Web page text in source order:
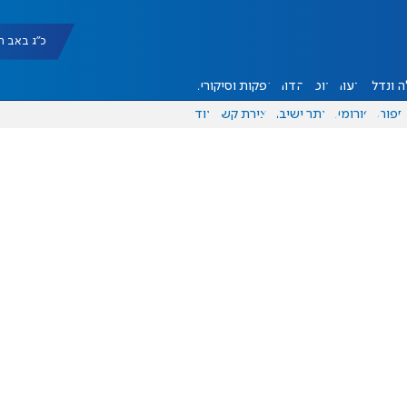
כ"ג באב תשפ"ו
ונדל"ן דעות אוכל יהדות הפקות וסיקורים
ספורט פורומים אתר ישיבה יצירת קשר עוד